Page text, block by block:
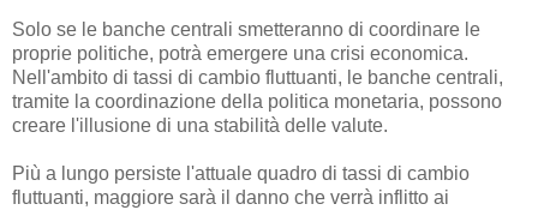
Solo se le banche centrali smetteranno di coordinare le
proprie politiche, potrà emergere una crisi economica.
Nell'ambito di tassi di cambio fluttuanti, le banche centrali,
tramite la coordinazione della politica monetaria, possono
creare l'illusione di una stabilità delle valute.
Più a lungo persiste l'attuale quadro di tassi di cambio
fluttuanti, ​​maggiore sarà il danno che verrà inflitto ai